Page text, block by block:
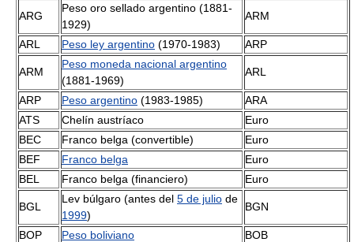
ARG
Peso oro sellado argentino (1881-
1929)
ARM
ARL Peso ley argentino (1970-1983) ARP
ARM
Peso moneda nacional argentino
(1881-1969)
ARL
ARP Peso argentino (1983-1985)
ARA
ATS
Chelín austríaco
Euro
BEC
Franco belga (convertible)
Euro
BEF
Franco belga
Euro
BEL
Franco belga (financiero) Euro
BGL
Lev búlgaro (antes del 5 de julio de
1999)
BGN
BOP Peso boliviano
BOB